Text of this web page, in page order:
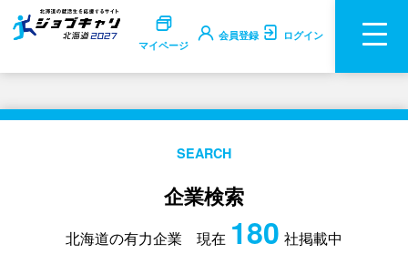
マイページ
会員登録 ログイン
SEARCH
企業検索
北海道の有力企業 現在 180 社掲載中